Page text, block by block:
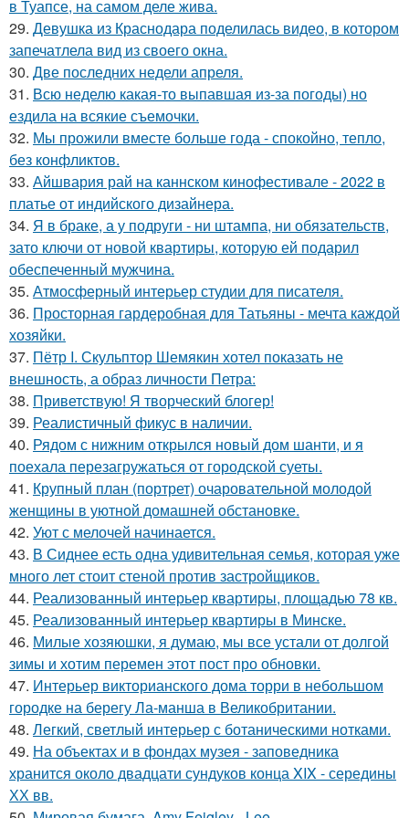
в Туапсе, на самом деле жива.
29. Девушка из Краснодара поделилась видео, в котором
запечатлела вид из своего окна.
30. Две последних недели апреля.
31. Всю неделю какая-то выпавшая из-за погоды) но
ездила на всякие съемочки.
32. Мы прожили вместе больше года - спокойно, тепло,
без конфликтов.
33. Айшвария рай на каннском кинофестивале - 2022 в
платье от индийского дизайнера.
34. Я в браке, а у подруги - ни штампа, ни обязательств,
зато ключи от новой квартиры, которую ей подарил
обеспеченный мужчина.
35. Атмосферный интерьер студии для писателя.
36. Просторная гардеробная для Татьяны - мечта каждой
хозяйки.
37. Пётр I. Скульптор Шемякин хотел показать не
внешность, а образ личности Петра:
38. Приветствую! Я творческий блогер!
39. Реалистичный фикус в наличии.
40. Рядом с нижним открылся новый дом шанти, и я
поехала перезагружаться от городской суеты.
41. Крупный план (портрет) очаровательной молодой
женщины в уютной домашней обстановке.
42. Уют с мелочей начинается.
43. В Сиднее есть одна удивительная семья, которая уже
много лет стоит стеной против застройщиков.
44. Реализованный интерьер квартиры, площадью 78 кв.
45. Реализованный интерьер квартиры в Минске.
46. Милые хозяюшки, я думаю, мы все устали от долгой
зимы и хотим перемен этот пост про обновки.
47. Интерьер викторианского дома торри в небольшом
городке на берегу Ла-манша в Великобритании.
48. Легкий, светлый интерьер с ботаническими нотками.
49. На объектах и в фондах музея - заповедника
хранится около двадцати сундуков конца XIX - середины
ХХ вв.